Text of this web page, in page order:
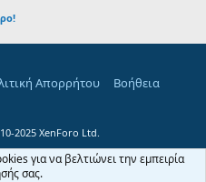
Απορρήτου
Βοήθεια
2025 XenForo Ltd.
για να βελτιώνει την εμπειρία
σας.